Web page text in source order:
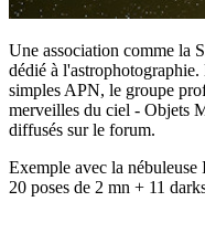
Une association comme la
dédié à l'astrophotographie.
simples APN, le groupe
merveilles du ciel - Objets
diffusés sur le forum.
Exemple avec la nébuleuse
20 poses de 2 mn + 11